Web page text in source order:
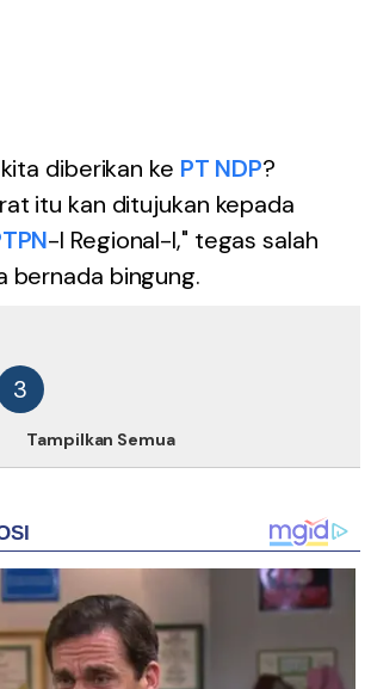
diberikan ke PT NDP?
itu kan ditujukan kepada
-I Regional-I," tegas salah
bernada bingung.
3
Tampilkan Semua